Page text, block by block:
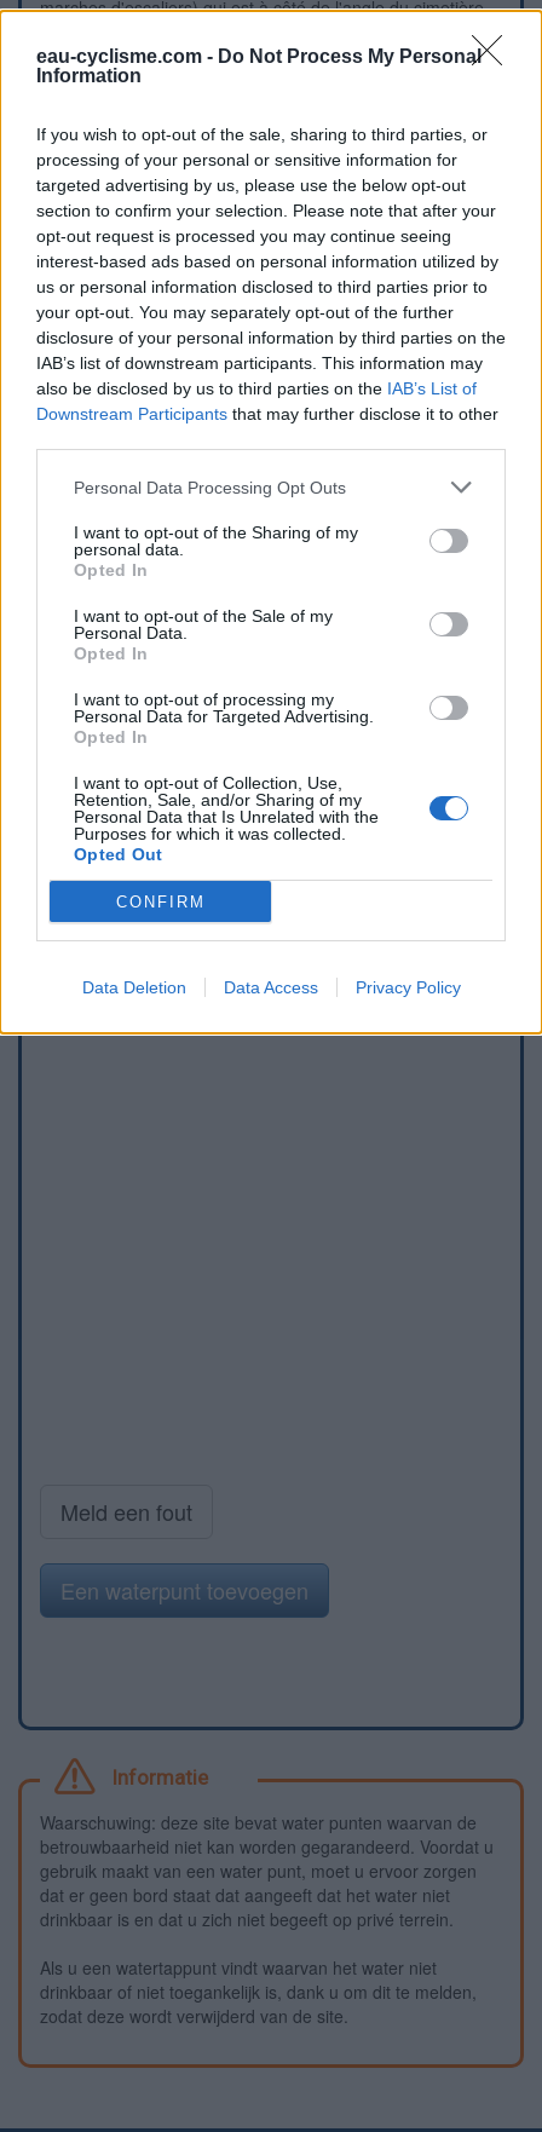
eau-cyclisme.com - Do Not Process My Personal
Information
If you wish to opt-out of the sale, sharing to third parties, or
processing of your personal or sensitive information for
targeted advertising by us, please use the below opt-out
section to confirm your selection. Please note that after your
opt-out request is processed you may continue seeing
interest-based ads based on personal information utilized by
us or personal information disclosed to third parties prior to
your opt-out. You may separately opt-out of the further
disclosure of your personal information by third parties on the
IAB’s list of downstream participants. This information may
also be disclosed by us to third parties on the IAB’s List of
Downstream Participants that may further disclose it to other
Personal Data Processing Opt Outs
I want to opt-out of the Sharing of my
personal data.
Opted In
I want to opt-out of the Sale of my
Personal Data.
Opted In
I want to opt-out of processing my
Personal Data for Targeted Advertising.
Opted In
I want to opt-out of Collection, Use,
Retention, Sale, and/or Sharing of my
Personal Data that Is Unrelated with the
Purposes for which it was collected.
Opted Out
CONFIRM
Data Deletion Data Access Privacy Policy
marches d'escaliers) qui est à côté de l'angle du cimetière,
pour trouver la borne tout de suite à gauche dans le coin.
P.S. : L'allée qui longe le côté du cimetière dessert sa partie
la plus récente, qui n'a pas de robinet.
Visuele aanwijzingen
Toon kaart
Meld een fout
Een waterpunt toevoegen
Informatie
Waarschuwing: deze site bevat water punten waarvan de
betrouwbaarheid niet kan worden gegarandeerd. Voordat u
gebruik maakt van een water punt, moet u ervoor zorgen
dat er geen bord staat dat aangeeft dat het water niet
drinkbaar is en dat u zich niet begeeft op privé terrein.
Als u een watertappunt vindt waarvan het water niet
drinkbaar of niet toegankelijk is, dank u om dit te melden,
zodat deze wordt verwijderd van de site.